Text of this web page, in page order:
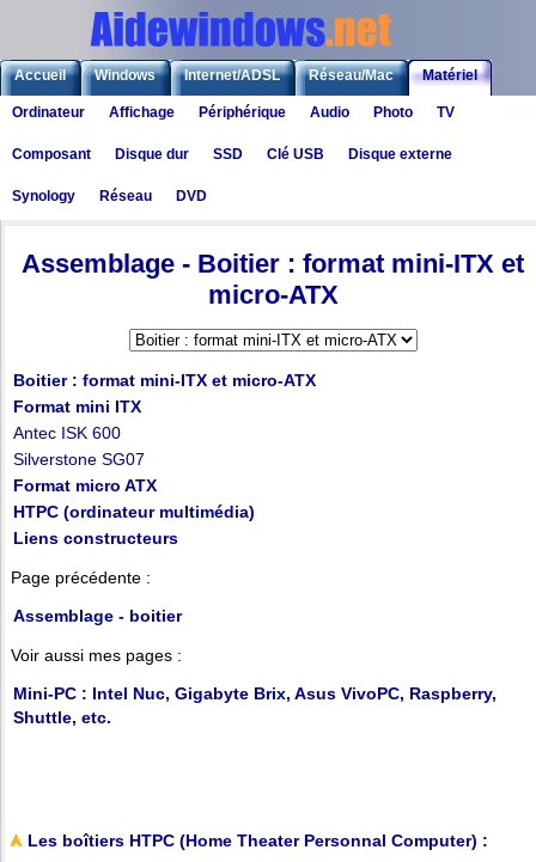
Accueil Windows Internet/ADSL Réseau/Mac Matériel
Logiciels Liens Jeux
Ordinateur Affichage Périphérique Audio Photo TV
Composant Disque dur SSD Clé USB Disque externe
Synology Réseau DVD
Assemblage - Boitier : format mini-ITX et
micro-ATX
Boitier : format mini-ITX et micro-ATX
Format mini ITX
Antec ISK 600
Silverstone SG07
Format micro ATX
HTPC (ordinateur multimédia)
Liens constructeurs
Page précédente :
Assemblage - boitier
Voir aussi mes pages :
Mini-PC : Intel Nuc, Gigabyte Brix, Asus VivoPC, Raspberry,
Shuttle, etc.
Les boîtiers HTPC (Home Theater Personnal Computer) :